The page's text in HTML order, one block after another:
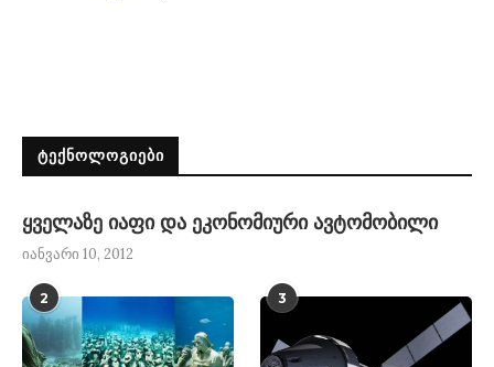
ᲢᲔᲥᲜᲝᲚᲝᲒᲘᲔᲑᲘ
ყველაზე იაფი და ეკონომიური ავტომობილი
იანვარი 10, 2012
2 3